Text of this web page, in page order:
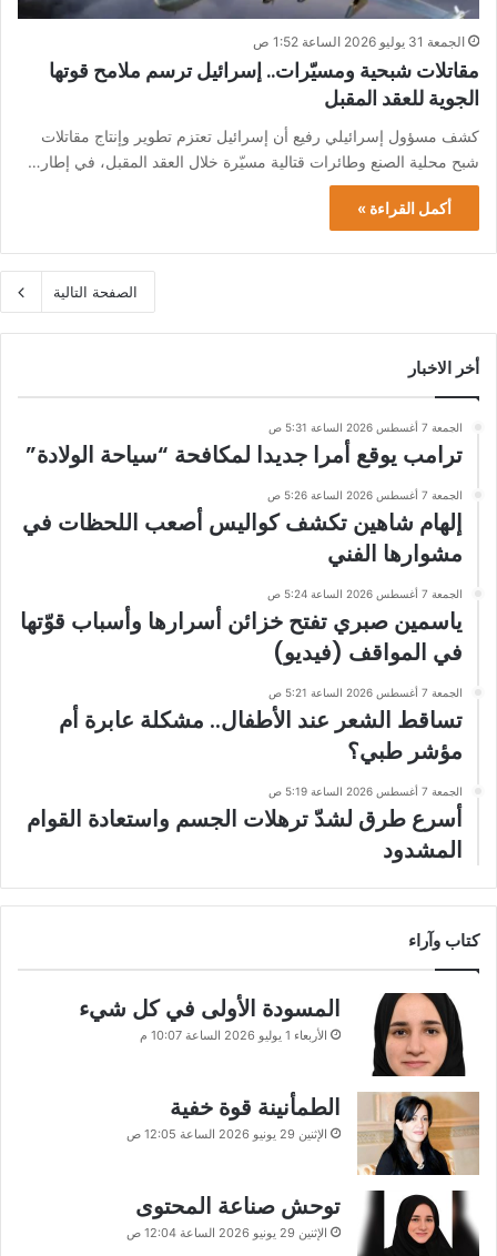
الجمعة 31 يوليو 2026 الساعة 1:52 ص
مقاتلات شبحية ومسيّرات.. إسرائيل ترسم ملامح قوتها
الجوية للعقد المقبل
كشف مسؤول إسرائيلي رفيع أن إسرائيل تعتزم تطوير وإنتاج مقاتلات
شبح محلية الصنع وطائرات قتالية مسيّرة خلال العقد المقبل، في إطار…
أكمل القراءة »
الصفحة التالية
أخر الاخبار
الجمعة 7 أغسطس 2026 الساعة 5:31 ص
ترامب يوقع أمرا جديدا لمكافحة “سياحة الولادة”
الجمعة 7 أغسطس 2026 الساعة 5:26 ص
إلهام شاهين تكشف كواليس أصعب اللحظات في
مشوارها الفني
الجمعة 7 أغسطس 2026 الساعة 5:24 ص
ياسمين صبري تفتح خزائن أسرارها وأسباب قوّتها
في المواقف (فيديو)
الجمعة 7 أغسطس 2026 الساعة 5:21 ص
تساقط الشعر عند الأطفال.. مشكلة عابرة أم
مؤشر طبي؟
الجمعة 7 أغسطس 2026 الساعة 5:19 ص
أسرع طرق لشدّ ترهلات الجسم واستعادة القوام
المشدود
كتاب وآراء
المسودة الأولى في كل شيء
الأربعاء 1 يوليو 2026 الساعة 10:07 م
الطمأنينة قوة خفية
الإثنين 29 يونيو 2026 الساعة 12:05 ص
توحش صناعة المحتوى
الإثنين 29 يونيو 2026 الساعة 12:04 ص